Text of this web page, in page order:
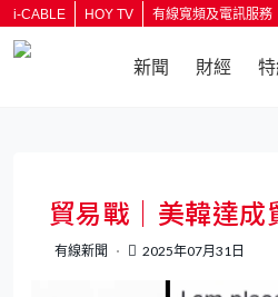
i-CABLE HOY TV 有線寬頻及電訊服務
新聞 財經
貿易戰｜美韓達
有線新聞 2025年07月31日